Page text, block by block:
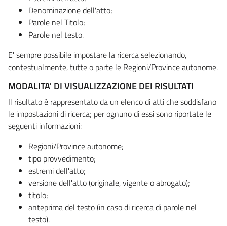
Denominazione dell'atto;
Parole nel Titolo;
Parole nel testo.
E' sempre possibile impostare la ricerca selezionando,
contestualmente, tutte o parte le Regioni/Province autonome.
MODALITA' DI VISUALIZZAZIONE DEI RISULTATI
Il risultato è rappresentato da un elenco di atti che soddisfano
le impostazioni di ricerca; per ognuno di essi sono riportate le
seguenti informazioni:
Regioni/Province autonome;
tipo provvedimento;
estremi dell'atto;
versione dell'atto (originale, vigente o abrogato);
titolo;
anteprima del testo (in caso di ricerca di parole nel
testo).